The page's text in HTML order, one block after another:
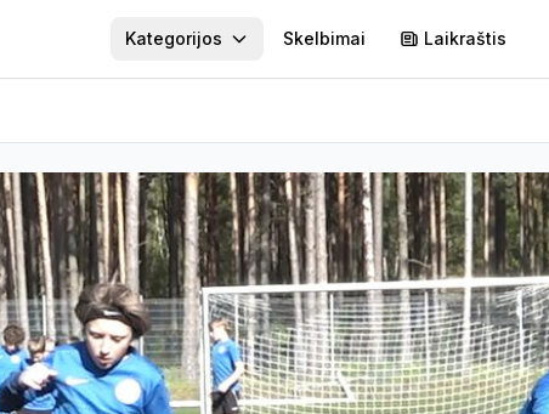
Kategorijos Skelbimai Laikraštis